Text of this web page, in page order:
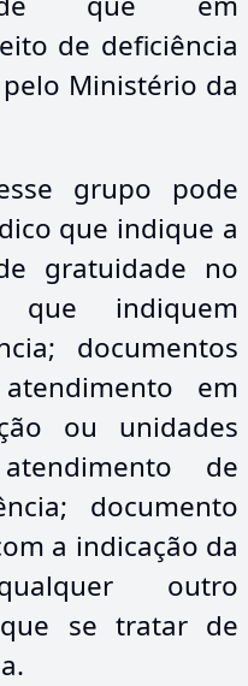
de deficiência
Ministério da
grupo pode
que indique a
gratuidade no
que indiquem
documentos
em
ou unidades
de
documento
a indicação da
outro
se tratar de